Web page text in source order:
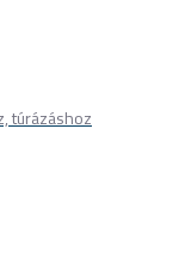
túrázáshoz